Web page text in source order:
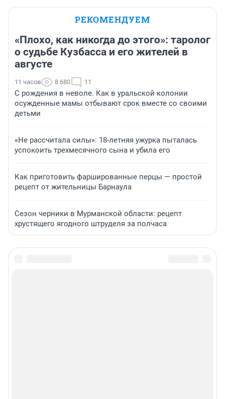
РЕКОМЕНДУЕМ
«Плохо, как никогда до этого»: таролог
о судьбе Кузбасса и его жителей в
августе
11 часов 8 680 11
С рождения в неволе. Как в уральской колонии
осужденные мамы отбывают срок вместе со своими
детьми
«Не рассчитала силы»: 18-летняя ужурка пыталась
успокоить трехмесячного сына и убила его
Как приготовить фаршированные перцы — простой
рецепт от жительницы Барнаула
Сезон черники в Мурманской области: рецепт
хрустящего ягодного штруделя за полчаса